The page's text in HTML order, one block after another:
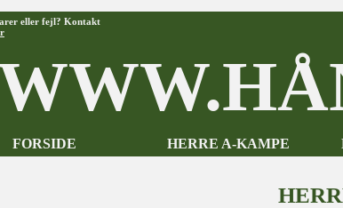
eller fejl? Kontakt
FORSIDE HERRE A-KAMPE